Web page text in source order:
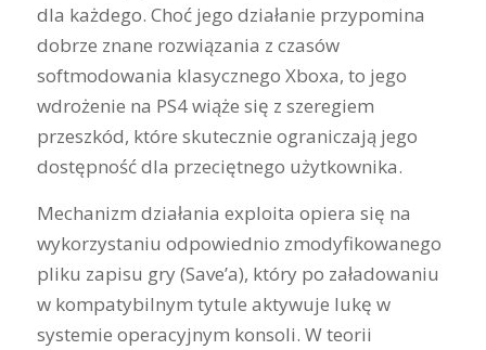
dla każdego. Choć jego działanie przypomina
dobrze znane rozwiązania z czasów
softmodowania klasycznego Xboxa, to jego
wdrożenie na PS4 wiąże się z szeregiem
przeszkód, które skutecznie ograniczają jego
dostępność dla przeciętnego użytkownika.
Mechanizm działania exploita opiera się na
wykorzystaniu odpowiednio zmodyfikowanego
pliku zapisu gry (Save’a), który po załadowaniu
w kompatybilnym tytule aktywuje lukę w
systemie operacyjnym konsoli. W teorii